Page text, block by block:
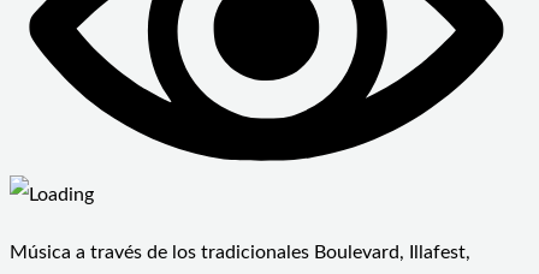
Música a través de los tradicionales Boulevard, Illafest,